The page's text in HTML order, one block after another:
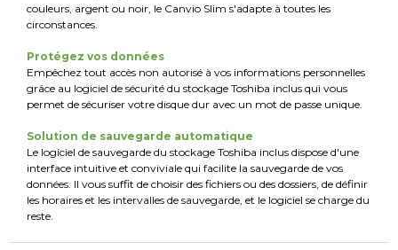
couleurs, argent ou noir, le Canvio Slim s'adapte à toutes les
circonstances.
Protégez vos données
Empêchez tout accès non autorisé à vos informations personnelles
grâce au logiciel de sécurité du stockage Toshiba inclus qui vous
permet de sécuriser votre disque dur avec un mot de passe unique.
Solution de sauvegarde automatique
Le logiciel de sauvegarde du stockage Toshiba inclus dispose d'une
interface intuitive et conviviale qui facilite la sauvegarde de vos
données. Il vous suffit de choisir des fichiers ou des dossiers, de définir
les horaires et les intervalles de sauvegarde, et le logiciel se charge du
reste.